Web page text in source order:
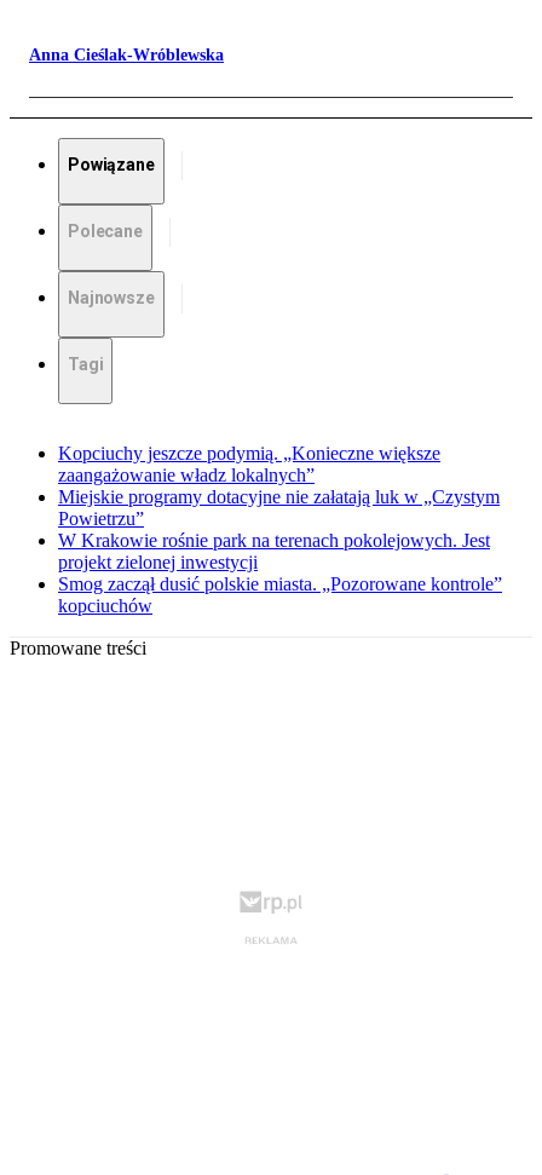
Anna Cieślak-Wróblewska
Powiązane
Polecane
Najnowsze
Tagi
Kopciuchy jeszcze podymią. „Konieczne większe
zaangażowanie władz lokalnych”
Miejskie programy dotacyjne nie załatają luk w „Czystym
Powietrzu”
W Krakowie rośnie park na terenach pokolejowych. Jest
projekt zielonej inwestycji
Smog zaczął dusić polskie miasta. „Pozorowane kontrole”
kopciuchów
Promowane treści